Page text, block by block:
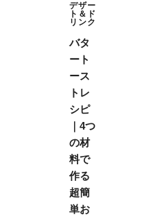
デザー
ト＆ド
リンク
バタ
ート
ース
トレ
シピ
｜4つ
の材
料で
作る
超簡
単お